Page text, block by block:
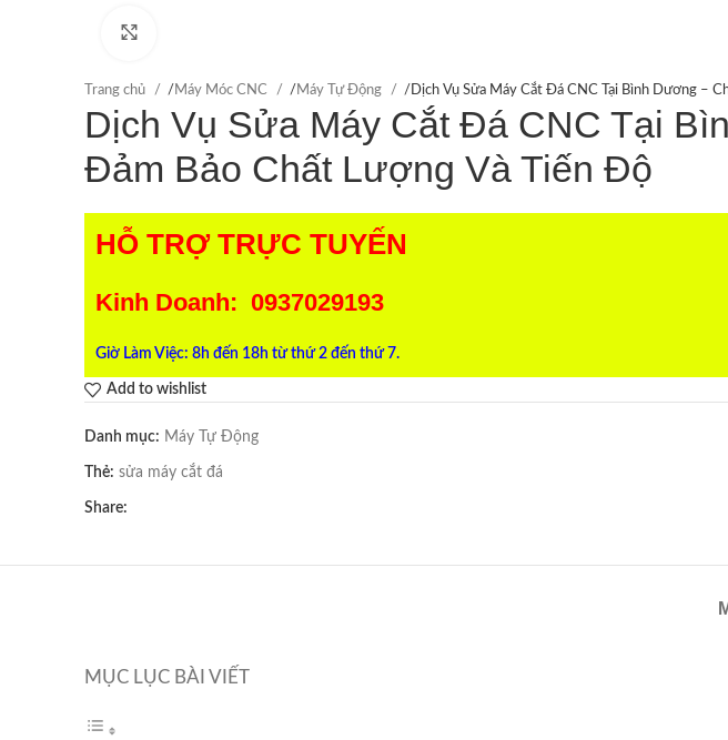
Trang chủ /Máy Móc CNC /Máy Tự Động /Dịch Vụ Sửa Máy Cắt Đá CNC Tại Bình Dương –
Dịch Vụ Sửa Máy Cắt Đá CNC Tại
Đảm Bảo Chất Lượng Và Tiến Độ
HỖ TRỢ TRỰC TUYẾN
Kinh Doanh: 0937029193
Giờ Làm Việc: 8h đến 18h từ thứ 2 đến thứ 7.
Add to wishlist
Danh mục: Máy Tự Động
Thẻ: sửa máy cắt đá
Share:
MỤC LỤC BÀI VIẾT